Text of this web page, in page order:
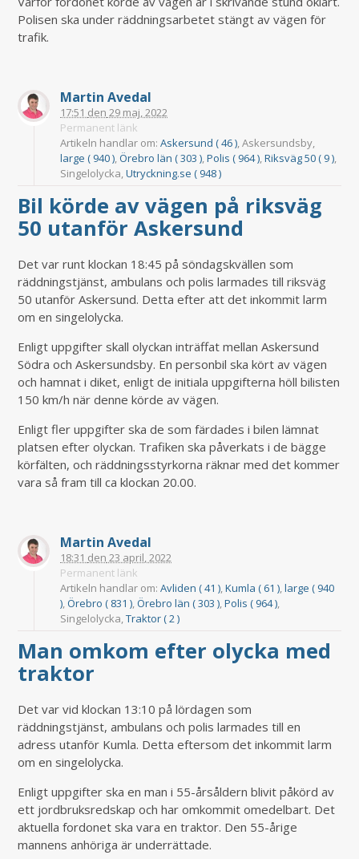
Polisen ska under räddningsarbetet stängt av vägen för
trafik.
Martin Avedal
17:51 den 29 maj, 2022
Permanent länk
Artikeln handlar om:Askersund ( 46 ), Askersundsby,
large ( 940 ),Örebro län ( 303 ),Polis ( 964 ),Riksväg 50 ( 9 ),
Singelolycka,Utryckning.se ( 948 )
Bil körde av vägen på riksväg
50 utanför Askersund
Det var runt klockan 18:45 på söndagskvällen som
räddningstjänst, ambulans och polis larmades till riksväg
50 utanför Askersund. Detta efter att det inkommit larm
om en singelolycka.
Enligt uppgifter skall olyckan inträffat mellan Askersund
Södra och Askersundsby. En personbil ska kört av vägen
och hamnat i diket, enligt de initiala uppgifterna höll bilisten
150 km/h när denne körde av vägen.
Enligt fler uppgifter ska de som färdades i bilen lämnat
platsen efter olyckan. Trafiken ska påverkats i de bägge
körfälten, och räddningsstyrkorna räknar med det kommer
vara så fram till ca klockan 20.00.
Martin Avedal
18:31 den 23 april, 2022
Permanent länk
Artikeln handlar om:Avliden ( 41 ),Kumla ( 61 ),large ( 940
),Örebro ( 831 ),Örebro län ( 303 ),Polis ( 964 ),
Singelolycka,Traktor ( 2 )
Man omkom efter olycka med
traktor
Det var vid klockan 13:10 på lördagen som
räddningstjänst, ambulans och polis larmades till en
adress utanför Kumla. Detta eftersom det inkommit larm
om en singelolycka.
Enligt uppgifter ska en man i 55-årsåldern blivit påkörd av
ett jordbruksredskap och har omkommit omedelbart. Det
aktuella fordonet ska vara en traktor. Den 55-årige
mannens anhöriga är underrättade.